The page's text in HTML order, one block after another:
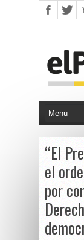
“El
el
por